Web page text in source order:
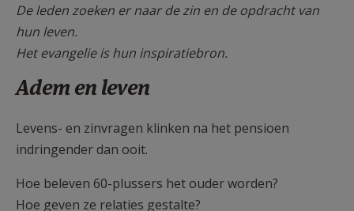
De leden zoeken er naar de zin en de opdracht van
hun leven.
Het evangelie is hun inspiratiebron.
Adem en leven
Levens- en zinvragen klinken na het pensioen
indringender dan ooit.
Hoe beleven 60-plussers het ouder worden?
Hoe geven ze relaties gestalte?